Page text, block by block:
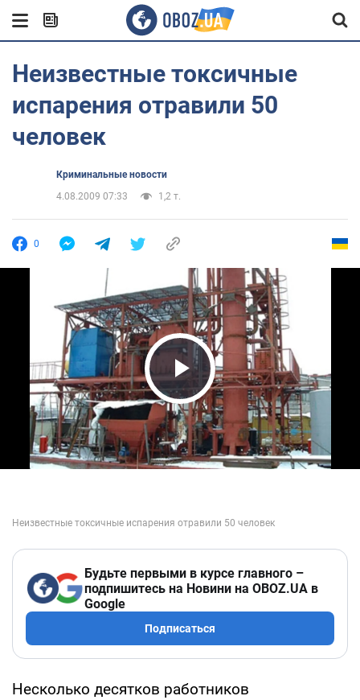
Неизвестные токсичные
испарения отравили 50
человек
Криминальные новости
4.08.2009 07:33
1,2 т.
0
Play Video
Будьте первыми в курсе главного –
подпишитесь на Новини на OBOZ.UA в
Google
Подписаться
Несколько десятков работников